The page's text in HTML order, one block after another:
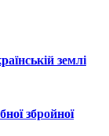
землі
збройної